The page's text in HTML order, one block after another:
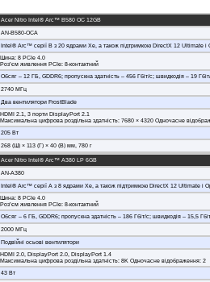
Acer Nitro Intel® Arc™ B580 OC 12GB
AN-B580-OCA
Intel® Arc™ серії B з 20 ядрами Xe, а також підтримкою DirectX 12 Ultimate і
Шина: 8 PCIe 4.0
Роз’єм живлення PCIe: 8-контактний
Обсяг – 12 ГБ, GDDR6; пропускна здатність – 456 Гбіт/с; швидкодія – 19
2740 МГц
Два вентилятори FrostBlade
HDMI 2.1, 3 порти DisplayPort 2.1
Максимальна цифрова роздільна здатність: 7680 × 4320 Одночасне
205 Вт
268 (Ш) × 113 (Г) × 40 (В) мм, 780 г
Acer Nitro Intel® Arc™ A380 LP 6GB
AN-A380
Intel® Arc™ серії A з 8 ядрами Xe, а також підтримкою DirectX 12 Ultimate і
Шина: 8 PCIe 4.0
Роз’єм живлення PCIe: 8-контактний
Обсяг – 6 ГБ, GDDR6; пропускна здатність – 186 Гбіт/с; швидкодія – 15,5
2000 МГц
Подвійні осьові вентилятори
HDMI 2.0, DisplayPort 2.0, DisplayPort 1.4
Максимальна цифрова роздільна здатність: 8K Одночасне відображення: 2
43 Вт